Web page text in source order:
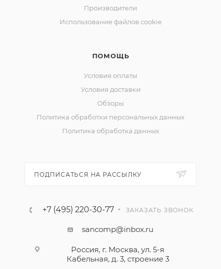
Производители
Использование файлов cookie
ПОМОЩЬ
Условия оплаты
Условия доставки
Обзоры
Политика обработки персональных данных
Политика обработка данных
ПОДПИСАТЬСЯ НА РАССЫЛКУ
+7 (495) 220-30-77 ЗАКАЗАТЬ ЗВОНОК
sancomp@inbox.ru
Россия, г. Москва, ул. 5-я
Кабельная, д. 3, строение 3